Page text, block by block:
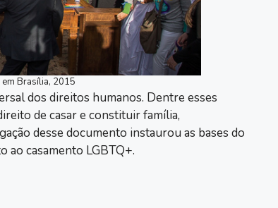
em Brasília, 2015
dos direitos humanos. Dentre esses
de casar e constituir família,
desse documento instaurou as bases do
ao casamento LGBTQ+.